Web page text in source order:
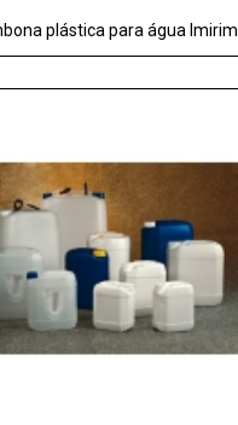
plástica para água Imirim